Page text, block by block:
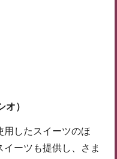
）
用したスイーツのほ
ーツも提供し、さま